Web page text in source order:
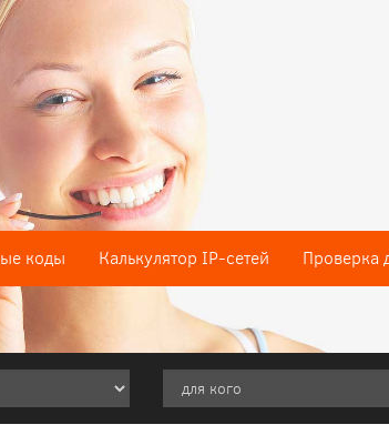
коды Калькулятор IP-сетей Проверка